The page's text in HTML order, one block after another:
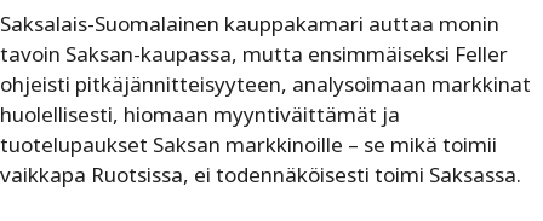
Saksalais-Suomalainen kauppakamari auttaa monin
tavoin Saksan-kaupassa, mutta ensimmäiseksi Feller
ohjeisti pitkäjännitteisyyteen, analysoimaan markkinat
huolellisesti, hiomaan myyntiväittämät ja
tuotelupaukset Saksan markkinoille – se mikä toimii
vaikkapa Ruotsissa, ei todennäköisesti toimi Saksassa.